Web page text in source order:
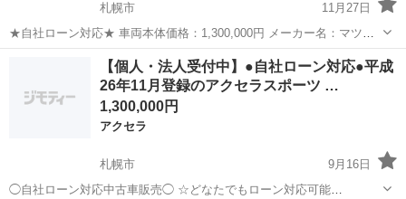
札幌市
11月27日
★自社ローン対応★ 車両本体価格：1,300,000円 メーカー名：マツダ
車種名：アクセラスポーツ XD 排気量：2,200cc 年式：H26年 走行距
離：39,035km 色名...
アクセラ 車両
【個人・法人受付中】●自社ローン対応●平成
26年11月登録のアクセラスポーツ …
1,300,000円
アクセラ
札幌市
9月16日
◯自社ローン対応中古車販売◯ ☆どなたでもローン対応可能